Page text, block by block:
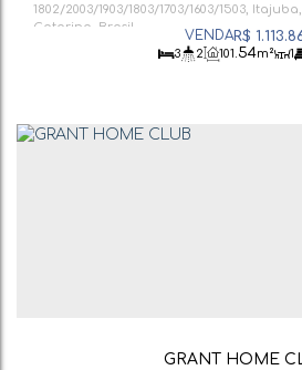
R$
1802/2003/1903/1803/1703/1603/1503, Itajuba
Catarina
Brasil
3
2 101.54m² 1
GRANT HOME